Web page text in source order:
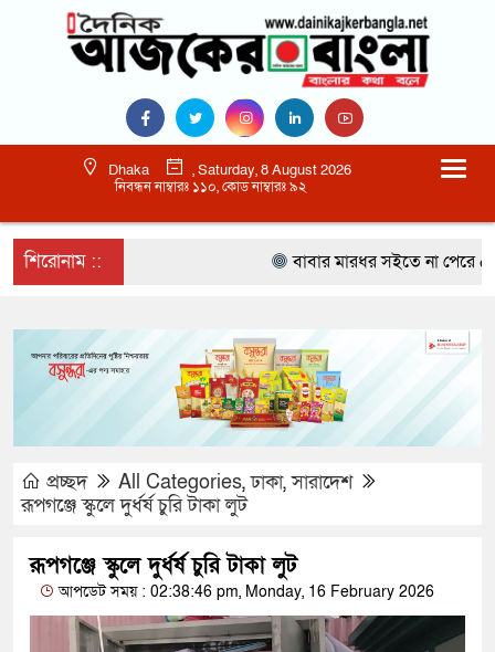
Dhaka
, Saturday, 8 August 2026
নিবন্ধন নাম্বারঃ ১১০, কোড নাম্বারঃ ৯২
শিরোনাম :: বাবার মারধর সইতে না পেরে
প্রচ্ছদ All Categories,ঢাকা,সারাদেশ
রূপগঞ্জে স্কুলে দুর্ধর্ষ চুরি টাকা লুট
রূপগঞ্জে স্কুলে দুর্ধর্ষ চুরি টাকা লুট
আপডেট সময় : 02:38:46 pm, Monday, 16 February 2026